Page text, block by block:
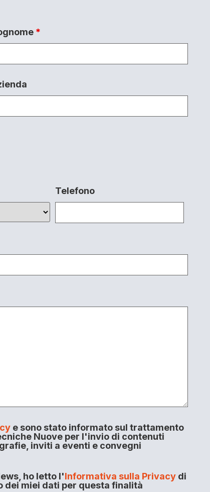
*
Telefono
e sono stato informato sul trattamento
Nuove per l'invio di contenuti
inviti a eventi e convegni
ho letto l'Informativa sulla Privacydi
dei miei dati per questa finalità